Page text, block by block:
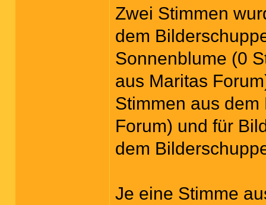
Zwei Stimmen
dem
Sonnenblume (0
aus Maritas
Stimmen aus
Forum) und für
dem
Je eine Stimme